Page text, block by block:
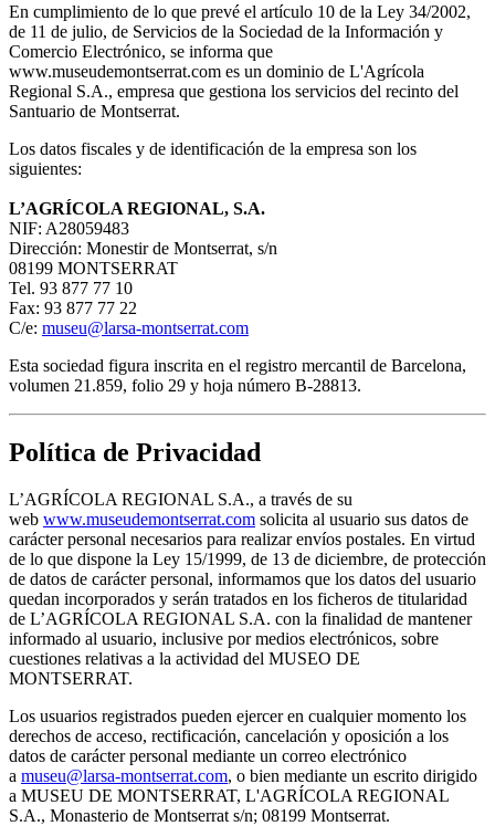
En cumplimiento de lo que prevé el artículo 10 de la Ley 34/2002,
de 11 de julio, de Servicios de la Sociedad de la Información y
Comercio Electrónico, se informa que
www.museudemontserrat.com es un dominio de L'Agrícola
Regional S.A., empresa que gestiona los servicios del recinto del
Santuario de Montserrat.
Los datos fiscales y de identificación de la empresa son los
siguientes:
L’AGRÍCOLA REGIONAL, S.A.
NIF: A28059483
Dirección: Monestir de Montserrat, s/n
08199 MONTSERRAT
Tel. 93 877 77 10
Fax: 93 877 77 22
C/e: museu@larsa-montserrat.com
Esta sociedad figura inscrita en el registro mercantil de Barcelona,
volumen 21.859, folio 29 y hoja número B-28813.
Política de Privacidad
L’AGRÍCOLA REGIONAL S.A., a través de su
web www.museudemontserrat.com solicita al usuario sus datos de
carácter personal necesarios para realizar envíos postales. En virtud
de lo que dispone la Ley 15/1999, de 13 de diciembre, de protección
de datos de carácter personal, informamos que los datos del usuario
quedan incorporados y serán tratados en los ficheros de titularidad
de L’AGRÍCOLA REGIONAL S.A. con la finalidad de mantener
informado al usuario, inclusive por medios electrónicos, sobre
cuestiones relativas a la actividad del MUSEO DE
MONTSERRAT.
Los usuarios registrados pueden ejercer en cualquier momento los
derechos de acceso, rectificación, cancelación y oposición a los
datos de carácter personal mediante un correo electrónico
a museu@larsa-montserrat.com, o bien mediante un escrito dirigido
a MUSEU DE MONTSERRAT, L'AGRÍCOLA REGIONAL
S.A., Monasterio de Montserrat s/n; 08199 Montserrat.